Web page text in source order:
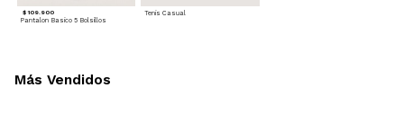
$ 109.900
Pantalon Basico 5 Bolsillos
Tenis Casual
Más Vendidos